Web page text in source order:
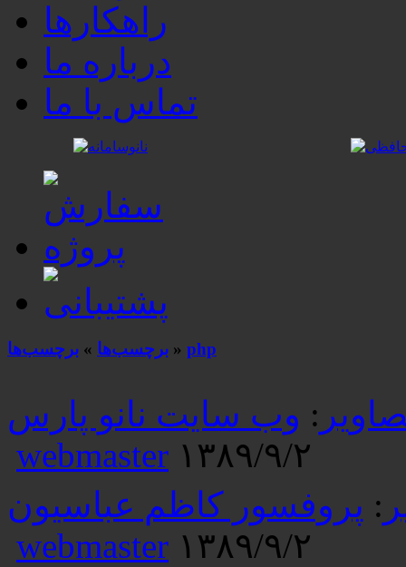
راهکارها
درباره ما
تماس با ما
برچسب‌ها » برچسب‌ها » php
: وب سایت نانو پارس
webmaster ۱۳۸۹/۹/۲
: پروفسور کاظم عباسیون
webmaster ۱۳۸۹/۹/۲